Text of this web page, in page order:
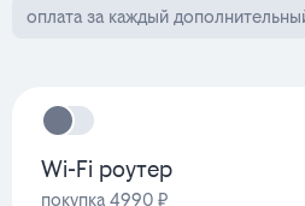
оплата за каждый
Wi-Fi роутер
покупка 4990 ₽